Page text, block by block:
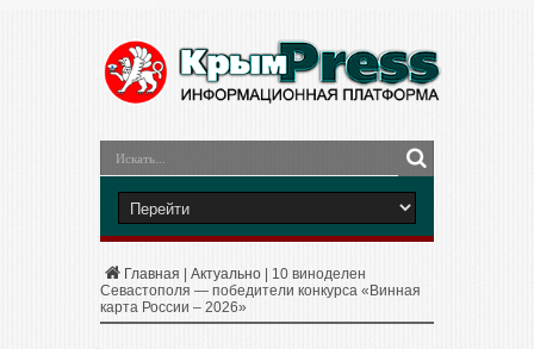
Главная Актуально
10 виноделен
Севастополя — победители конкурса «Винная
карта России – 2026»